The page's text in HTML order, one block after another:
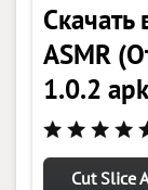
ASMR
1.0.2
Cut Slice